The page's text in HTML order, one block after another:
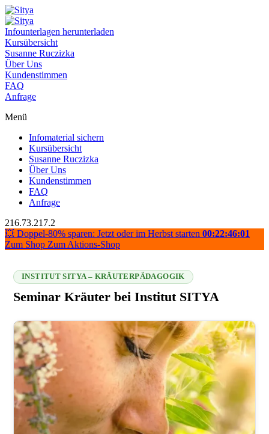
Infounterlagen herunterladen
Kursübersicht
Susanne Ruczizka
Über Uns
Kundenstimmen
FAQ
Anfrage
Menü
Infomaterial sichern
Kursübersicht
Susanne Ruczizka
Über Uns
Kundenstimmen
FAQ
Anfrage
216.73.217.2
💥 Doppel-80% sparen: Jetzt oder im Herbst starten 00:22:46:01
Zum Shop Zum Aktions-Shop
INSTITUT SITYA – KRÄUTERPÄDAGOGIK
Seminar Kräuter bei Institut SITYA
216.73.217.2 2026-08-09 01:12:52